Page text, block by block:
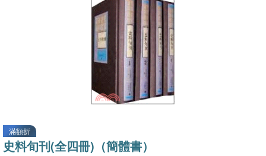
滿額折
史料旬刊(全四冊)（簡體書）